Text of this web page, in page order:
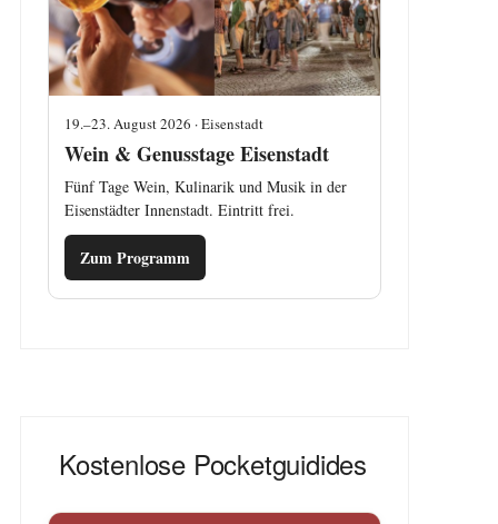
19.–23. August 2026 · Eisenstadt
Wein & Genusstage Eisenstadt
Fünf Tage Wein, Kulinarik und Musik in der
Eisenstädter Innenstadt. Eintritt frei.
Zum Programm
Kostenlose Pocketguidides